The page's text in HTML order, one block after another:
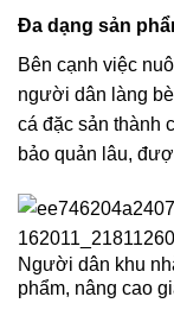
Đa dạng sản
Bên cạnh việc
người dân làng
cá đặc sản thành
bảo quản lâu,
Người dân khu
phẩm, nâng cao